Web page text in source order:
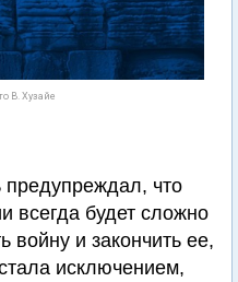
В. Хузайе
что
всегда будет сложно
войну и закончить ее,
исключением,